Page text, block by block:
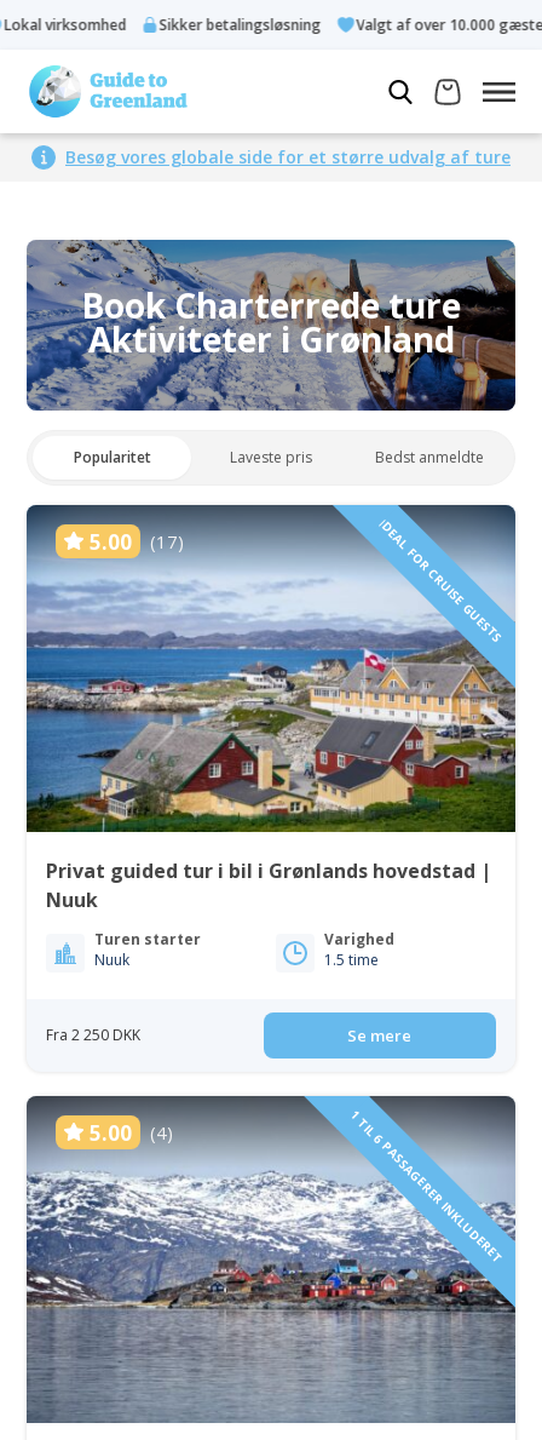
virksomhed Sikker betalingsløsning Valgt af over 10.000 gæster
Besøg vores globale side for et større udvalg af ture
Book Charterrede ture
Aktiviteter i Grønland
Popularitet Laveste pris Bedst anmeldte
5.00 (17) IDEAL FOR CRUISE GUESTS
Privat guided tur i bil i Grønlands hovedstad |
Nuuk
Turen starter
Nuuk
Varighed
1.5 time
Fra 2 250 DKK Se mere
5.00 (4) 1 TIL 6 PASSAGERER INKLUDERET